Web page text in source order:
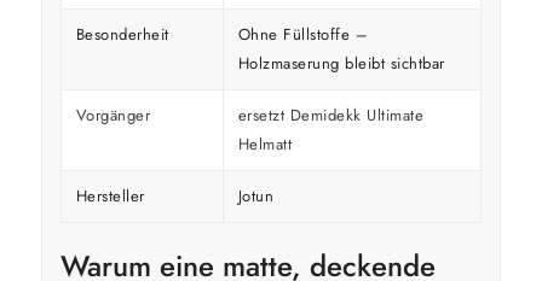
Besonderheit
Ohne Füllstoffe –
Holzmaserung bleibt sichtbar
Vorgänger
ersetzt Demidekk Ultimate
Helmatt
Hersteller Jotun
Warum eine matte, deckende